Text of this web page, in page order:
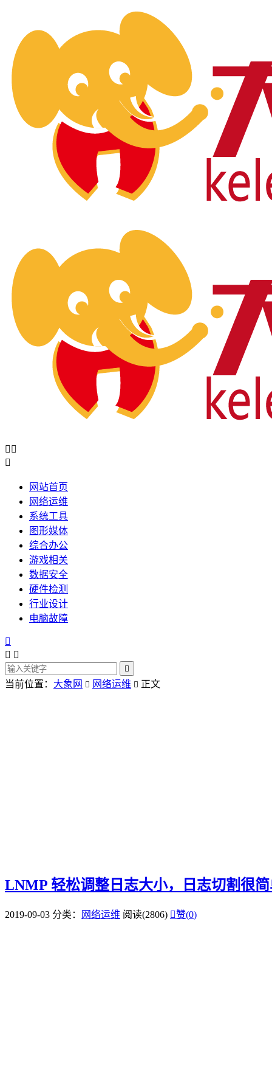
 

网站首页
网络运维
系统工具
图形媒体
综合办公
游戏相关
数据安全
硬件检测
行业设计
电脑故障

 

当前位置： 大象网  网络运维  正文
LNMP 轻松调整日志大小，日志切割很
2019-09-03 分类： 网络运维 阅读(2806) 赞(0)